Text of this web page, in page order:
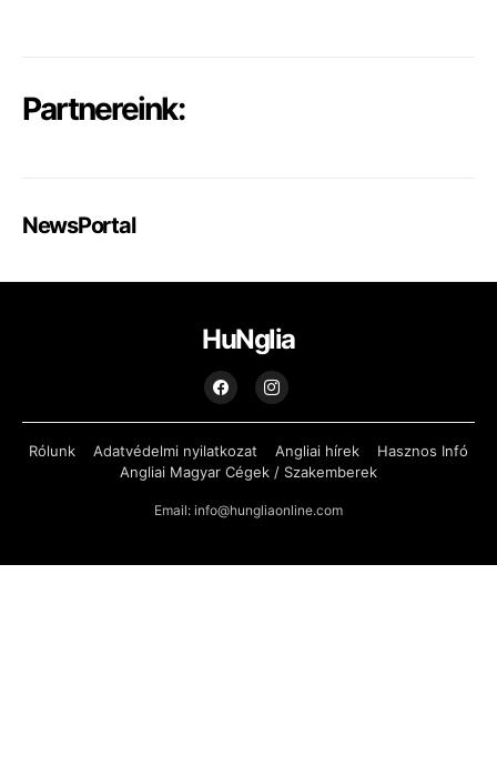
Partnereink:
NewsPortal
HuNglia
Rólunk Adatvédelmi nyilatkozat Angliai hírek
Hasznos Infó
Angliai Magyar Cégek / Szakemberek
Email: info@hungliaonline.com